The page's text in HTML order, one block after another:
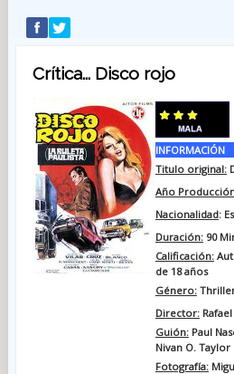
Crítica... Disco rojo
INFORMACIÓN
Titulo original:
Año
Nacionalidad:
Duración:90
Calificación:
de 18 años
Género:
Director:
Guión:Paul
Nivan O. Taylor
Fotografía: